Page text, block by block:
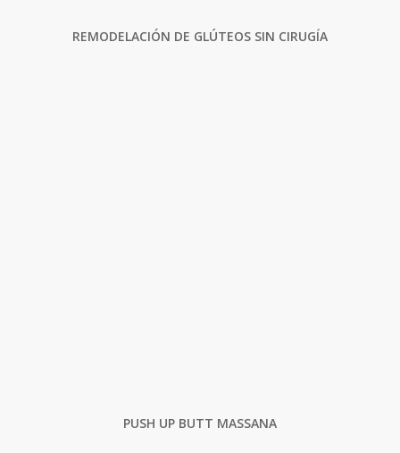
REMODELACIÓN DE GLÚTEOS SIN CIRUGÍA
PUSH UP BUTT MASSANA